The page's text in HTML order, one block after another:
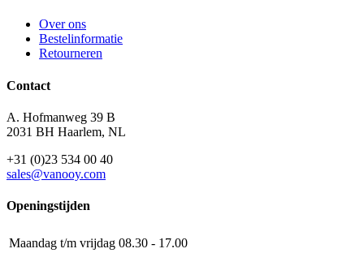
Over ons
Bestelinformatie
Retourneren
Contact
A. Hofmanweg 39 B
2031 BH Haarlem, NL
+31 (0)23 534 00 40
sales@vanooy.com
Openingstijden
Maandag t/m vrijdag 08.30 - 17.00